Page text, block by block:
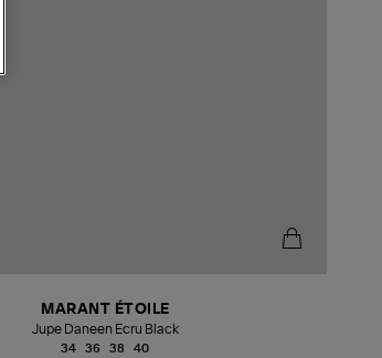
MARANT ÉTOILE
Jupe Daneen Ecru Black
34 36 38 40